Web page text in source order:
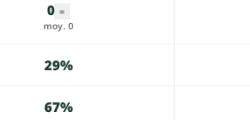
0 =
moy. 0
29%
67%